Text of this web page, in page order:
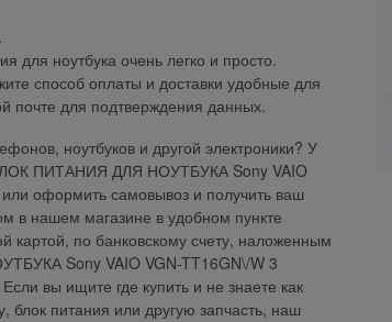
ноутбука очень легко и просто.
способ оплаты и доставки удобные для
почте для подтверждения данных.
ноутбуков и другой электроники? У
ПИТАНИЯ ДЛЯ НОУТБУКА Sony VAIO
оформить самовывоз и получить ваш
нашем магазине в удобном пункте
картой, по банковскому счету, наложенным
Sony VAIO VGN-TT16GN\/W 3
вы ищите где купить и не знаете как
блок питания или другую запчасть, наш